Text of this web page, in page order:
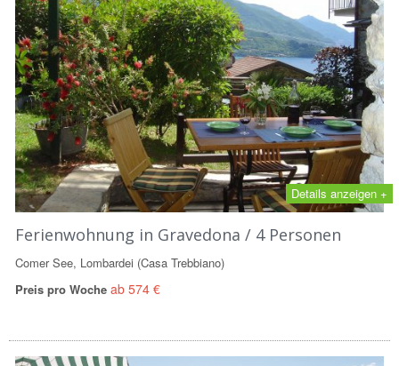
Details anzeigen +
Ferienwohnung in Gravedona / 4 Personen
Comer See, Lombardei (Casa Trebbiano)
Preis pro Woche ab 574 €